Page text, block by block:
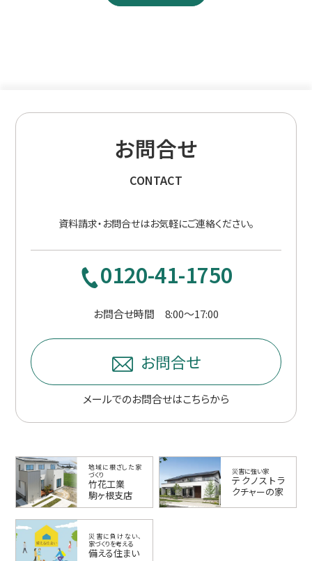
お問合せ
CONTACT
資料請求・お問合せはお気軽にご連絡ください。
0120-41-1750
お問合せ時間 8:00〜17:00
お問合せ
メールでのお問合せはこちらから
地域に根ざした家
づくり
竹花工業
駒ヶ根支店
災害に強い家
テクノストラ
クチャーの家
災害に負けない、
家づくりを考える
備える住まい